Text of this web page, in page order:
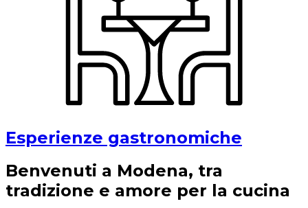
Esperienze gastronomiche
Benvenuti a Modena, tra
tradizione e amore per la cucina